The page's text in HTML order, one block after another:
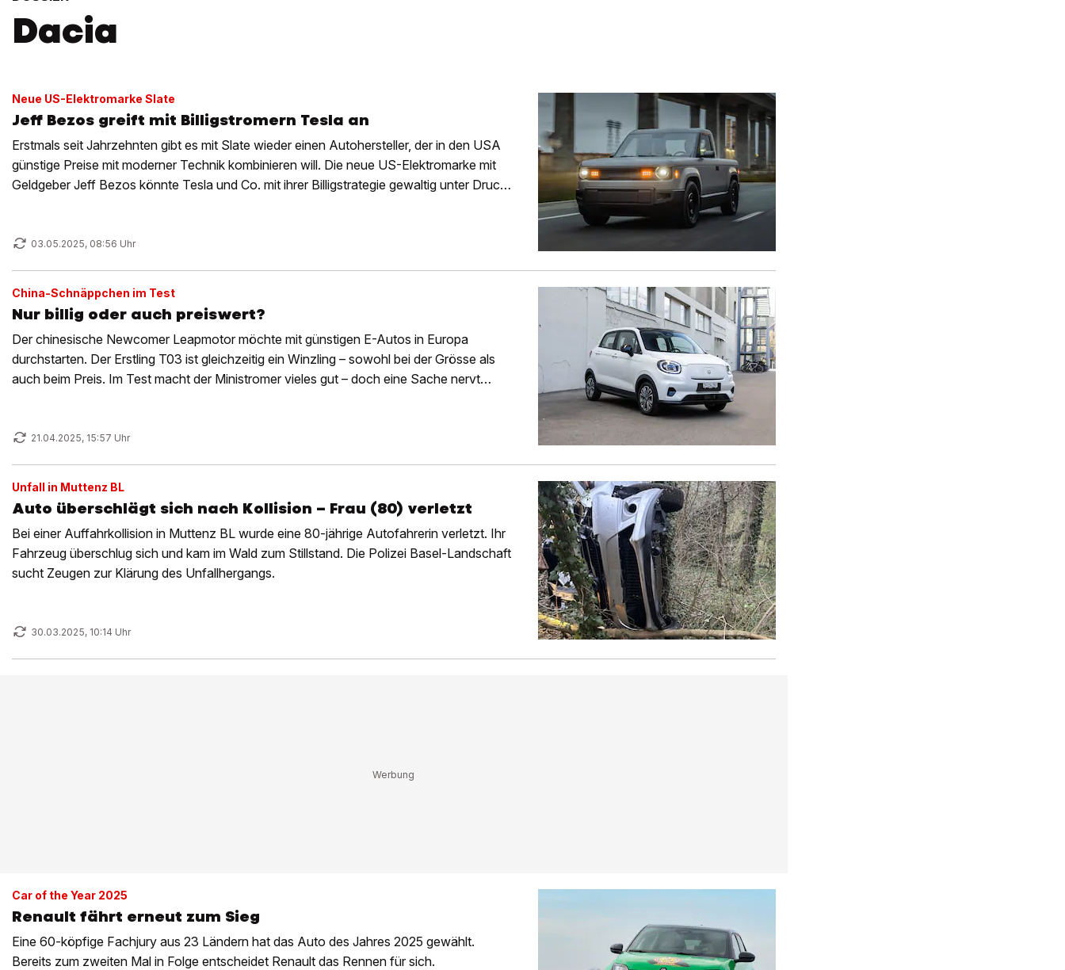
Dacia
Neue US-Elektromarke Slate
Jeff Bezos greift mit Billigstromern Tesla an
Erstmals seit Jahrzehnten gibt es mit Slate wieder einen Autohersteller, der in den USA
günstige Preise mit moderner Technik kombinieren will. Die neue US-Elektromarke mit
Geldgeber Jeff Bezos könnte Tesla und Co. mit ihrer Billigstrategie gewaltig unter Druck
03.05.2025, 08:56 Uhr
China-Schnäppchen im Test
Nur billig oder auch preiswert?
Der chinesische Newcomer Leapmotor möchte mit günstigen E-Autos in Europa
durchstarten. Der Erstling T03 ist gleichzeitig ein Winzling – sowohl bei der Grösse als
auch beim Preis. Im Test macht der Ministromer vieles gut – doch eine Sache nervt
21.04.2025, 15:57 Uhr
Unfall in Muttenz BL
Auto überschlägt sich nach Kollision – Frau (80) verletzt
Bei einer Auffahrkollision in Muttenz BL wurde eine 80-jährige Autofahrerin verletzt. Ihr
Fahrzeug überschlug sich und kam im Wald zum Stillstand. Die Polizei Basel-Landschaft
sucht Zeugen zur Klärung des Unfallhergangs.
30.03.2025, 10:14 Uhr
Car of the Year 2025
Renault fährt erneut zum Sieg
Eine 60-köpfige Fachjury aus 23 Ländern hat das Auto des Jahres 2025 gewählt.
Bereits zum zweiten Mal in Folge entscheidet Renault das Rennen für sich.